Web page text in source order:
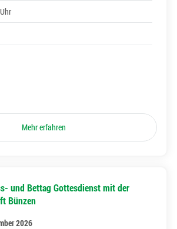
Mehr erfahren
und Bettag Gottesdienst mit der
Bünzen
2026